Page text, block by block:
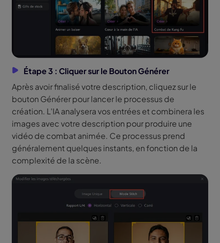
Étape 3 : Cliquer sur le Bouton Générer
Après avoir finalisé votre description, cliquez sur le
bouton Générer pour lancer le processus de
création. L'IA analysera vos entrées et combinera les
images avec votre description pour produire une
vidéo de combat animée. Ce processus prend
généralement quelques instants, en fonction de la
complexité de la scène.